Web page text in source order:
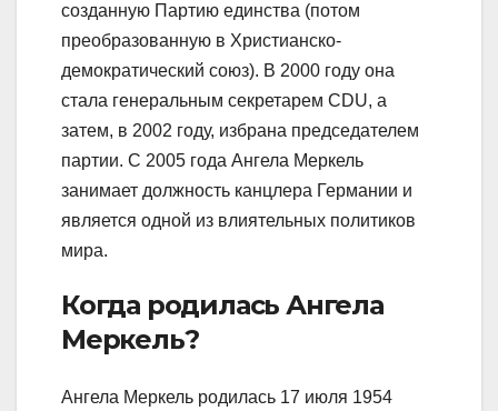
созданную Партию единства (потом
преобразованную в Христианско-
демократический союз). В 2000 году она
стала генеральным секретарем CDU, а
затем, в 2002 году, избрана председателем
партии. С 2005 года Ангела Меркель
занимает должность канцлера Германии и
является одной из влиятельных политиков
мира.
Когда родилась Ангела
Меркель?
Ангела Меркель родилась 17 июля 1954